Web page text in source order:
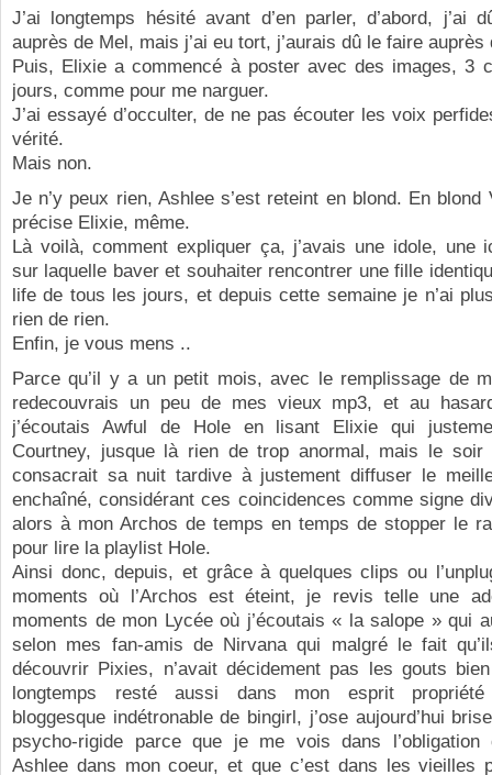
J’ai longtemps hésité avant d’en parler, d’abord, j’ai
auprès de Mel, mais j’ai eu tort, j’aurais dû le faire auprès
Puis, Elixie a commencé à poster avec des images, 3
jours, comme pour me narguer.
J’ai essayé d’occulter, de ne pas écouter les voix
vérité.
Mais non.
Je n’y peux rien, Ashlee s’est reteint en blond. En blond
précise Elixie, même.
Là voilà, comment expliquer ça, j’avais une idole, une
sur laquelle baver et souhaiter rencontrer une fille
life de tous les jours, et depuis cette semaine je n’ai
rien de rien.
Enfin, je vous mens ..
Parce qu’il y a un petit mois, avec le remplissage de
redecouvrais un peu de mes vieux mp3, et au
j’écoutais Awful de Hole en lisant Elixie qui
Courtney, jusque là rien de trop anormal, mais le soir
consacrait sa nuit tardive à justement diffuser le
enchaîné, considérant ces coincidences comme signe
alors à mon Archos de temps en temps de stopper le
pour lire la playlist Hole.
Ainsi donc, depuis, et grâce à quelques clips ou
moments où l’Archos est éteint, je revis telle une
moments de mon Lycée où j’écoutais « la salope » qui
selon mes fan-amis de Nirvana qui malgré le fait
découvrir Pixies, n’avait décidement pas les gouts
longtemps resté aussi dans mon esprit propriété
bloggesque indétronable de bingirl, j’ose aujourd’hui
psycho-rigide parce que je me vois dans l’obligation
Ashlee dans mon coeur, et que c’est dans les vieilles